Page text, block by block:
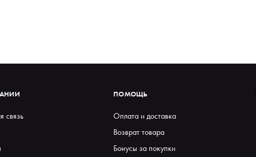
связь
ПОМОЩЬ
Оплата и доставка
Возврат товара
Бонусы за покупки